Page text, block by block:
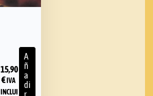
15,90
€ IVA
INCLUI
A
ñ
a
di